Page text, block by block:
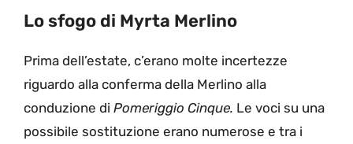
Lo sfogo di Myrta Merlino
Prima dell’estate, c’erano molte incertezze
riguardo alla conferma della Merlino alla
conduzione di Pomeriggio Cinque. Le voci su una
possibile sostituzione erano numerose e tra i